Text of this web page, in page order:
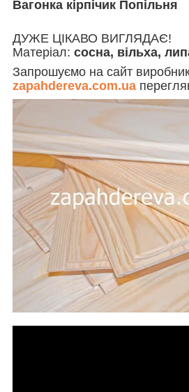
Вагонка кірпічик Попільня
ДУЖЕ ЦІКАВО ВИГЛЯДАЄ!
Матеріал: сосна, вільха,
Запрошуємо на сайт
zapahdereva.com.ua